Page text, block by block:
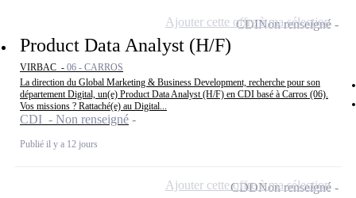
Product Data Analyst (H/F)
VIRBAC - 06 - CARROS
La direction du Global Marketing & Business Development, recherche pour son
département Digital, un(e) Product Data Analyst (H/F) en CDI basé à Carros (06).
Vos missions ? Rattaché(e) au Digital...
CDI - Non renseigné
Publié il y a 12 jours
CDINon renseigné
Ajouter cette offre à ma sélection
CDDNon renseigné
Ajouter cette offre à ma sélection